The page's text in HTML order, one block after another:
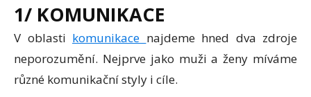
1/ KOMUNIKACE
V oblasti komunikace najdeme hned dva zdroje
neporozumění. Nejprve jako muži a ženy míváme
různé komunikační styly i cíle.